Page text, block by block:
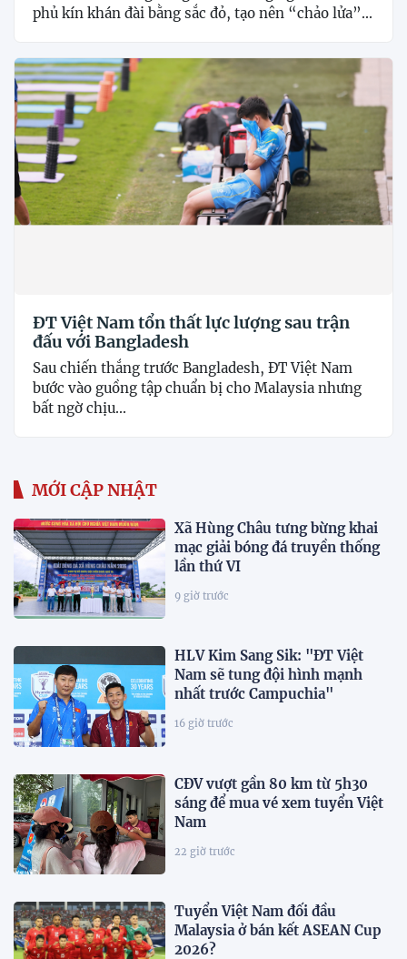
phủ kín khán đài bằng sắc đỏ, tạo nên “chảo lửa”...
ĐT Việt Nam tổn thất lực lượng sau trận
đấu với Bangladesh
Sau chiến thắng trước Bangladesh, ĐT Việt Nam
bước vào guồng tập chuẩn bị cho Malaysia nhưng
bất ngờ chịu...
MỚI CẬP NHẬT
Xã Hùng Châu tưng bừng khai
mạc giải bóng đá truyền thống
lần thứ VI
9 giờ trước
HLV Kim Sang Sik: "ĐT Việt
Nam sẽ tung đội hình mạnh
nhất trước Campuchia"
16 giờ trước
CĐV vượt gần 80 km từ 5h30
sáng để mua vé xem tuyển Việt
Nam
22 giờ trước
Tuyển Việt Nam đối đầu
Malaysia ở bán kết ASEAN Cup
2026?